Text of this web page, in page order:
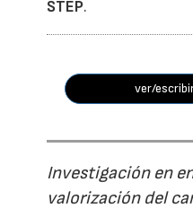
STEP.
ver/
Investigación en
valorización del